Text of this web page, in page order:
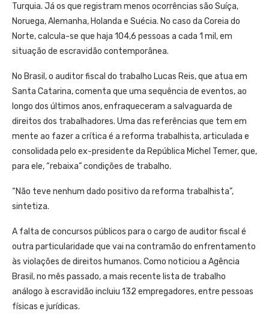
Turquia. Já os que registram menos ocorrências são Suíça,
Noruega, Alemanha, Holanda e Suécia. No caso da Coreia do
Norte, calcula-se que haja 104,6 pessoas a cada 1 mil, em
situação de escravidão contemporânea.
No Brasil, o auditor fiscal do trabalho Lucas Reis, que atua em
Santa Catarina, comenta que uma sequência de eventos, ao
longo dos últimos anos, enfraqueceram a salvaguarda de
direitos dos trabalhadores. Uma das referências que tem em
mente ao fazer a crítica é a reforma trabalhista, articulada e
consolidada pelo ex-presidente da República Michel Temer, que,
para ele, “rebaixa” condições de trabalho.
“Não teve nenhum dado positivo da reforma trabalhista”,
sintetiza.
A falta de concursos públicos para o cargo de auditor fiscal é
outra particularidade que vai na contramão do enfrentamento
às violações de direitos humanos. Como noticiou a Agência
Brasil, no mês passado, a mais recente lista de trabalho
análogo à escravidão incluiu 132 empregadores, entre pessoas
físicas e jurídicas.